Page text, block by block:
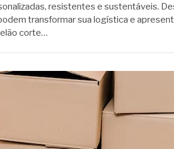
resistentes e sustentáveis.
transformar sua logística e
corte…